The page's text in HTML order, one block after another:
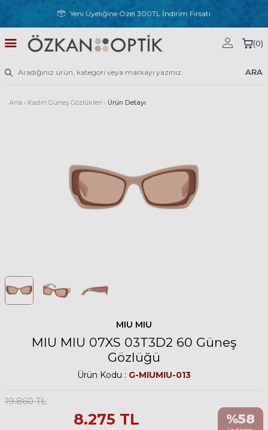
Yeni Üyeliğine Özel 300TL İndirim Fırsatı
ARA
(0)
Ana › Kadın Güneş Gözlükleri › Ürün Detayı
MIU MIU
MIU MIU 07XS 03T3D2 60 Güneş
Gözlüğü
Ürün Kodu : G-MIUMIU-013
19.860TL
8.275 TL %58